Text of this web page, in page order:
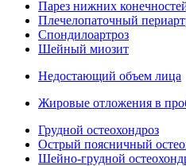
Парез нижних
Плечелопаточный
Спондилоартроз
Шейный миозит
Недостающий объем лица
Жировые отложения в
Грудной остеохондроз
Острый поясничный
Шейно-грудной